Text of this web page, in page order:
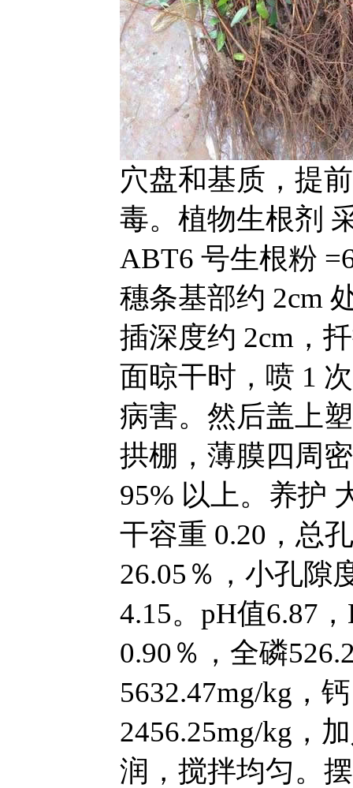
穴盘和基质，提
毒。植物生根剂
ABT6 号生根粉
穗条基部约 2cm
插深度约 2cm，
面晾干时，喷 1
病害。然后盖上
拱棚，薄膜四周
95% 以上。养护
干容重 0.20，总
26.05％，小孔隙
4.15。pH值6.87
0.90％，全磷
5632.47mg/kg，
2456.25mg/kg，
润，搅拌均匀。